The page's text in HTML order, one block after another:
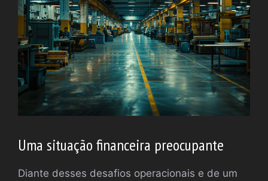
Uma situação financeira preocupante
Diante desses desafios operacionais e de um